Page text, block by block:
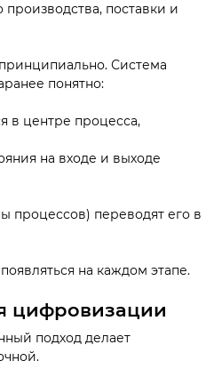
поставки и
Система
понятно:
в центре процесса,
на входе и выходе
процессов) переводят его в
на каждом этапе.
цифровизации
подход делает